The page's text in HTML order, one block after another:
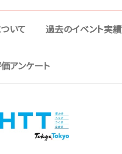
いて 過去のイベント実績
アンケート